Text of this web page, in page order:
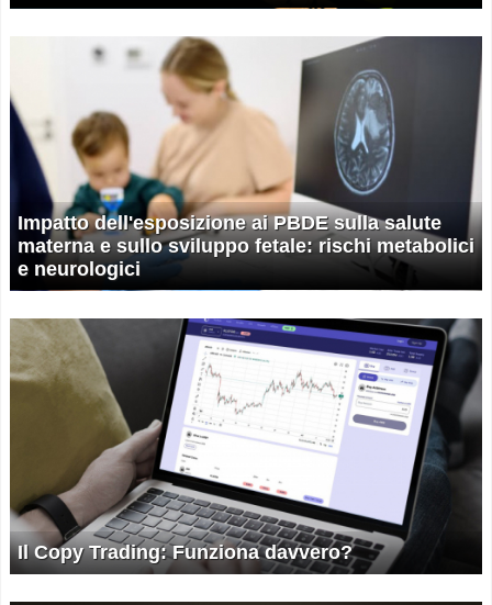
Impatto dell'esposizione ai PBDE sulla salute
materna e sullo sviluppo fetale: rischi metabolici
e neurologici
Il Copy Trading: Funziona davvero?